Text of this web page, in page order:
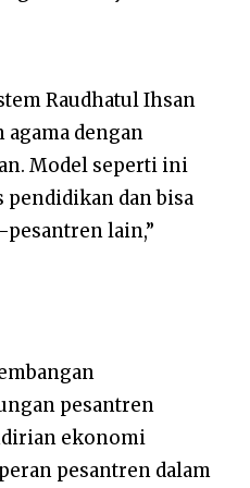
Raudhatul Ihsan
dengan
Model seperti ini
pendidikan dan bisa
lain,”
pesantren
ekonomi
pesantren dalam